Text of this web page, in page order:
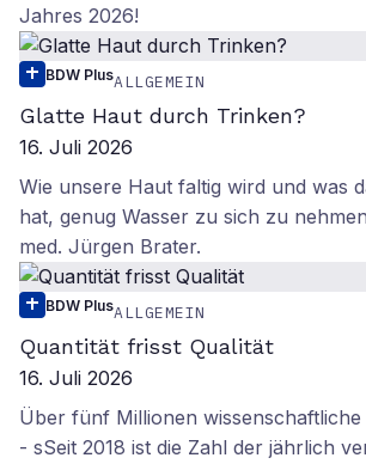
Jahres 2026!
BDW PlusALLGEMEIN
Glatte Haut durch Trinken?
16. Juli 2026
Wie unsere Haut faltig wird und was
hat, genug Wasser zu sich zu
med. Jürgen Brater.
BDW PlusALLGEMEIN
Quantität frisst Qualität
16. Juli 2026
Über fünf Millionen
- sSeit 2018 ist die Zahl der jährlich